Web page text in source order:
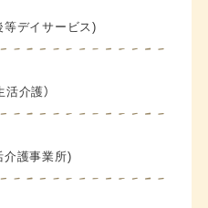
デイサービス)
介護）
介護事業所)